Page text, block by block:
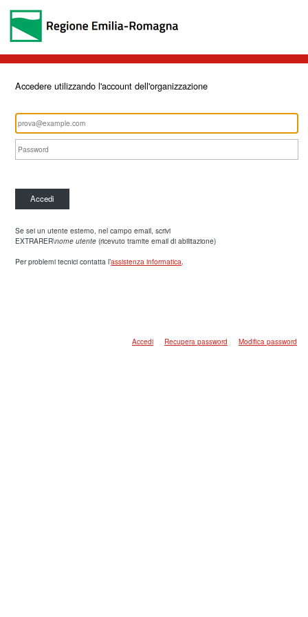
Accedere utilizzando l'account dell'organizzazione
Accedi
Se sei un utente esterno, nel campo email, scrivi
EXTRARER\nome utente (ricevuto tramite email di abilitazione)
Per problemi tecnici contatta l’assistenza informatica
Accedi Recupera password Modifica password